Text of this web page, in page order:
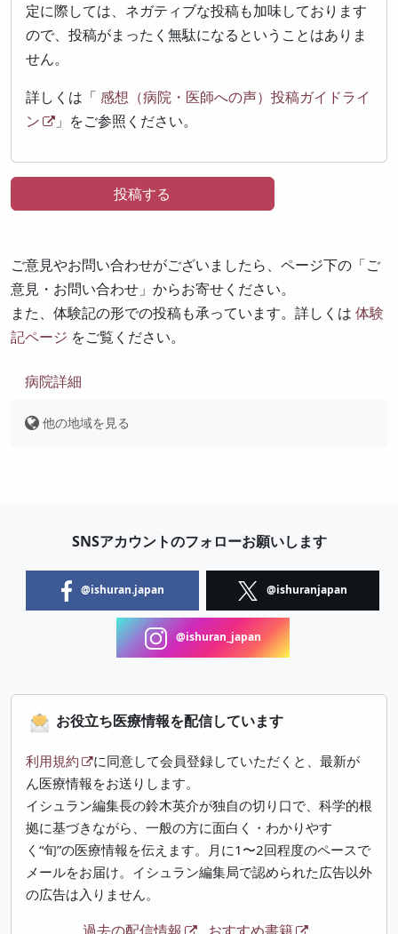
定に際しては、ネガティブな投稿も加味しております
ので、投稿がまったく無駄になるということはありま
せん。
詳しくは「 感想（病院・医師への声）投稿ガイドライ
ン
」をご参照ください。
ご意見やお問い合わせがございましたら、ページ下の「ご
意見・お問い合わせ」からお寄せください。
また、体験記の形での投稿も承っています。詳しくは 体験
記ページ をご覧ください。
病院詳細
他の地域を見る
SNSアカウントのフォローお願いします
@ishuran.japan @ishuranjapan
@ishuran_japan
お役立ち医療情報を配信しています
利用規約
に同意して会員登録していただくと、最新が
ん医療情報をお送りします。
イシュラン編集長の鈴木英介が独自の切り口で、科学的根
拠に基づきながら、一般の方に面白く・わかりやす
く“旬”の医療情報を伝えます。月に1〜2回程度のペースで
メールをお届け。イシュラン編集局で認められた広告以外
の広告は入りません。